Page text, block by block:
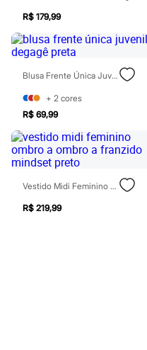
Botas
Rasteirinhas
Sandálias
Tênis
Marcas
City
Clock House
Mindset
Sawary
Yessica
Moda esportiva
Acessórios
Blusas
Calçados
R$ 179,99
Blusa Frente Única Juvenil Degagê Preta
+ 2 cores
R$ 69,99
Vestido Midi Feminino Ombro A Ombro A Franzido Mindset Preto
R$ 219,99